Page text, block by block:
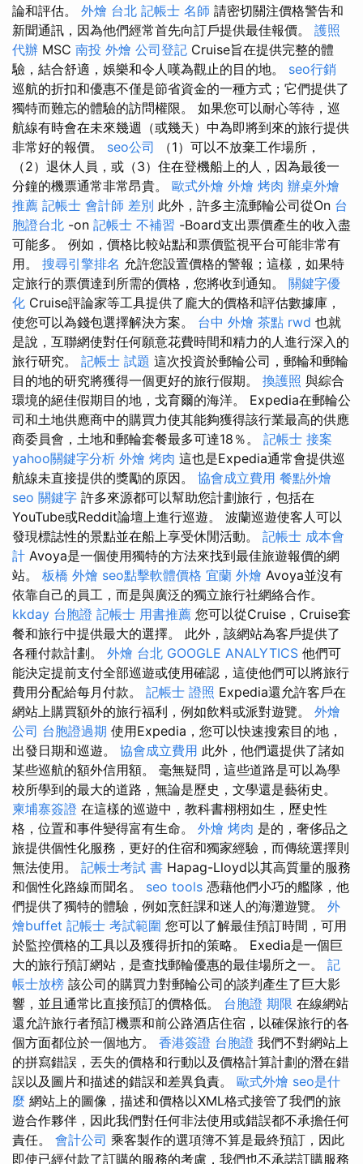
論和評估。 外燴 台北 記帳士 名師 請密切關注價格警告和
新聞通訊，因為他們經常首先向訂戶提供最佳報價。 護照
代辦 MSC 南投 外燴 公司登記 Cruise旨在提供完整的體
驗，結合舒適，娛樂和令人嘆為觀止的目的地。 seo行銷
巡航的折扣和優惠不僅是節省資金的一種方式；它們提供了
獨特而難忘的體驗的訪問權限。 如果您可以耐心等待，巡
航線有時會在未來幾週（或幾天）中為即將到來的旅行提供
非常好的報價。 seo公司 （1）可以不放棄工作場所，
（2）退休人員，或（3）住在登機船上的人，因為最後一
分鐘的機票通常非常昂貴。 歐式外燴 外燴 烤肉 辦桌外燴
推薦 記帳士 會計師 差別 此外，許多主流郵輪公司從On 台
胞證台北 -on 記帳士 不補習 -Board支出票價產生的收入盡
可能多。 例如，價格比較站點和票價監視平台可能非常有
用。 搜尋引擎排名 允許您設置價格的警報；這樣，如果特
定旅行的票價達到所需的價格，您將收到通知。 關鍵字優
化 Cruise評論家等工具提供了龐大的價格和評估數據庫，
使您可以為錢包選擇解決方案。 台中 外燴 茶點 rwd 也就
是說，互聯網使對任何願意花費時間和精力的人進行深入的
旅行研究。 記帳士 試題 這次投資於郵輪公司，郵輪和郵輪
目的地的研究將獲得一個更好的旅行假期。 換護照 與綜合
環境的絕佳假期目的地，戈育爾的海洋。 Expedia在郵輪公
司和土地供應商中的購買力使其能夠獲得該行業最高的供應
商委員會，土地和郵輪套餐最多可達18％。 記帳士 接案
yahoo關鍵字分析 外燴 烤肉 這也是Expedia通常會提供巡
航線未直接提供的獎勵的原因。 協會成立費用 餐點外燴
seo 關鍵字 許多來源都可以幫助您計劃旅行，包括在
YouTube或Reddit論壇上進行巡遊。 波蘭巡遊使客人可以
發現標誌性的景點並在船上享受休閒活動。 記帳士 成本會
計 Avoya是一個使用獨特的方法來找到最佳旅遊報價的網
站。 板橋 外燴 seo點擊軟體價格 宜蘭 外燴 Avoya並沒有
依靠自己的員工，而是與廣泛的獨立旅行社網絡合作。
kkday 台胞證 記帳士 用書推薦 您可以從Cruise，Cruise套
餐和旅行中提供最大的選擇。 此外，該網站為客戶提供了
各種付款計劃。 外燴 台北 GOOGLE ANALYTICS 他們可
能決定提前支付全部巡遊或使用確認，這使他們可以將旅行
費用分配給每月付款。 記帳士 證照 Expedia還允許客戶在
網站上購買額外的旅行福利，例如飲料或派對遊覽。 外燴
公司 台胞證過期 使用Expedia，您可以快速搜索目的地，
出發日期和巡遊。 協會成立費用 此外，他們還提供了諸如
某些巡航的額外信用額。 毫無疑問，這些道路是可以為學
校所學到的最大的道路，無論是歷史，文學還是藝術史。
柬埔寨簽證 在這樣的巡遊中，教科書栩栩如生，歷史性
格，位置和事件變得富有生命。 外燴 烤肉 是的，奢侈品之
旅提供個性化服務，更好的住宿和獨家經驗，而傳統選擇則
無法使用。 記帳士考試 書 Hapag-Lloyd以其高質量的服務
和個性化路線而聞名。 seo tools 憑藉他們小巧的艦隊，他
們提供了獨特的體驗，例如烹飪課和迷人的海灘遊覽。 外
燴buffet 記帳士 考試範圍 您可以了解最佳預訂時間，可用
於監控價格的工具以及獲得折扣的策略。 Exedia是一個巨
大的旅行預訂網站，是查找郵輪優惠的最佳場所之一。 記
帳士放榜 該公司的購買力對郵輪公司的談判產生了巨大影
響，並且通常比直接預訂的價格低。 台胞證 期限 在線網站
還允許旅行者預訂機票和前公路酒店住宿，以確保旅行的各
個方面都位於一個地方。 香港簽證 台胞證 我們不對網站上
的拼寫錯誤，丟失的價格和行動以及價格計算計劃的潛在錯
誤以及圖片和描述的錯誤和差異負責。 歐式外燴 seo是什
麼 網站上的圖像，描述和價格以XML格式接管了我們的旅
遊合作夥伴，因此我們對任何非法使用或錯誤都不承擔任何
責任。 會計公司 乘客製作的選項簿不算是最終預訂，因此
即使已經付款了訂購的服務的考慮，我們也不承諾訂購服務